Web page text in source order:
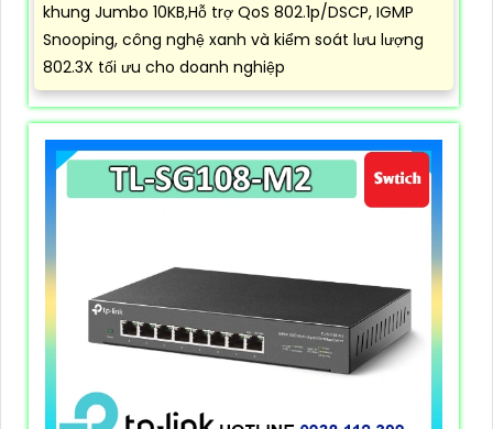
khung Jumbo 10KB,Hỗ trợ QoS 802.1p/DSCP, IGMP
Snooping, công nghệ xanh và kiểm soát lưu lượng
802.3X tối ưu cho doanh nghiệp